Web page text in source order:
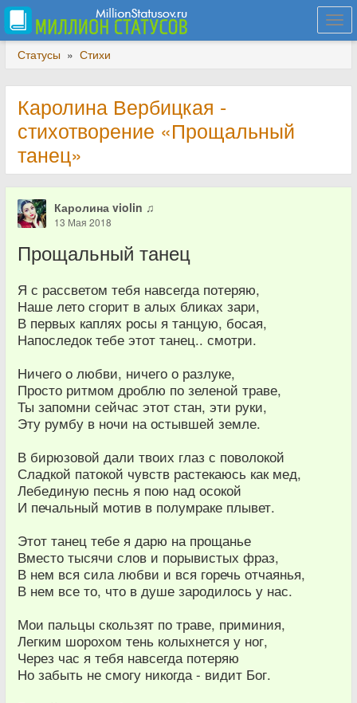
Статусы » Стихи
Каролина Вербицкая -
стихотворение «Прощальный
танец»
Каролина violin ♫
13 Мая 2018
Прощальный танец
Я с рассветом тебя навсегда потеряю,
Наше лето сгорит в алых бликах зари,
В первых каплях росы я танцую, босая,
Напоследок тебе этот танец.. смотри.
Ничего о любви, ничего о разлуке,
Просто ритмом дроблю по зеленой траве,
Ты запомни сейчас этот стан, эти руки,
Эту румбу в ночи на остывшей земле.
В бирюзовой дали твоих глаз с поволокой
Сладкой патокой чувств растекаюсь как мед,
Лебединую песнь я пою над осокой
И печальный мотив в полумраке плывет.
Этот танец тебе я дарю на прощанье
Вместо тысячи слов и порывистых фраз,
В нем вся сила любви и вся горечь отчаянья,
В нем все то, что в душе зародилось у нас.
Мои пальцы скользят по траве, приминия,
Легким шорохом тень колыхнется у ног,
Через час я тебя навсегда потеряю
Но забыть не смогу никогда - видит Бог.